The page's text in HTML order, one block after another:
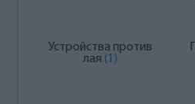
Устройства против
лая (1)